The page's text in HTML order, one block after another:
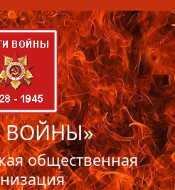
ВОЙНЫ»
общественная